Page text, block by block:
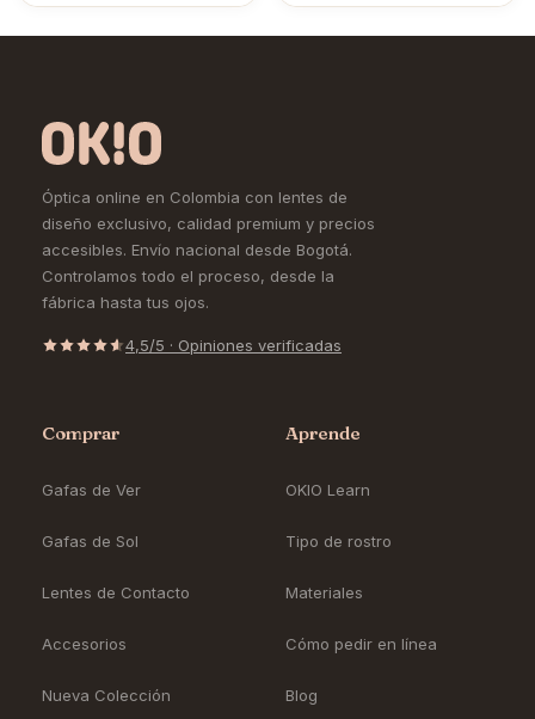
Óptica online en Colombia con lentes de
diseño exclusivo, calidad premium y precios
accesibles. Envío nacional desde Bogotá.
Controlamos todo el proceso, desde la
fábrica hasta tus ojos.
4,5/5 · Opiniones verificadas
Comprar
Gafas de Ver
Gafas de Sol
Lentes de Contacto
Accesorios
Nueva Colección
Aprende
OKIO Learn
Tipo de rostro
Materiales
Cómo pedir en línea
Blog